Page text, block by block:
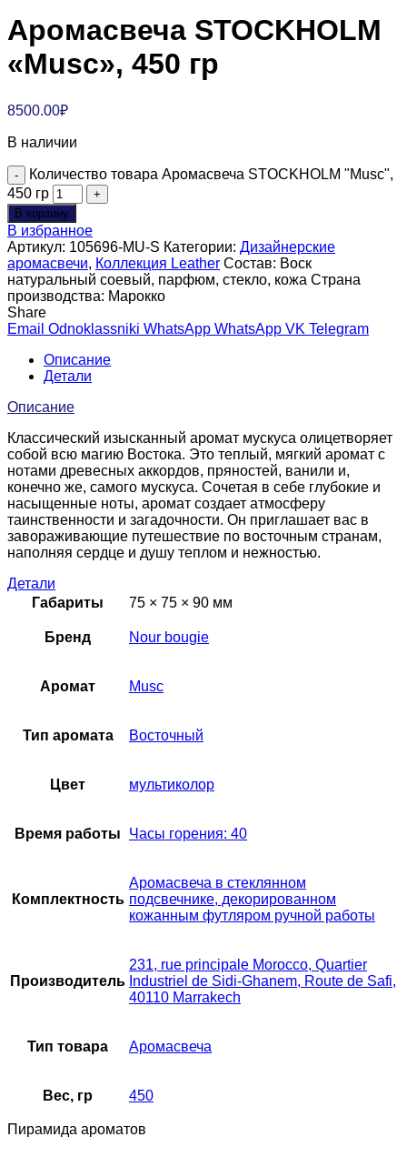
Аромасвеча STOCKHOLM
«Musc», 450 гр
8500.00₽
В наличии
Количество товара Аромасвеча STOCKHOLM "Musc",
450 гр
В корзину
В избранное
Артикул: 105696-MU-S Категории: Дизайнерские
аромасвечи, Коллекция Leather Состав: Воск
натуральный соевый, парфюм, стекло, кожа Страна
производства: Марокко
Share
Email Odnoklassniki WhatsApp WhatsApp VK Telegram
Описание
Детали
Описание
Классический изысканный аромат мускуса олицетворяет
собой всю магию Востока. Это теплый, мягкий аромат с
нотами древесных аккордов, пряностей, ванили и,
конечно же, самого мускуса. Сочетая в себе глубокие и
насыщенные ноты, аромат создает атмосферу
таинственности и загадочности. Он приглашает вас в
завораживающие путешествие по восточным странам,
наполняя сердце и душу теплом и нежностью.
Детали
Габариты
75 × 75 × 90 мм
Бренд Nour bougie
Аромат Musc
Тип аромата Восточный
Цвет мультиколор
Время работы Часы горения: 40
Комплектность
Аромасвеча в стеклянном
подсвечнике, декорированном
кожанным футляром ручной работы
Производитель
231, rue principale Morocco, Quartier
Industriel de Sidi-Ghanem, Route de Safi,
40110 Marrakech
Тип товара Аромасвеча
Вес, гр 450
Пирамида ароматов